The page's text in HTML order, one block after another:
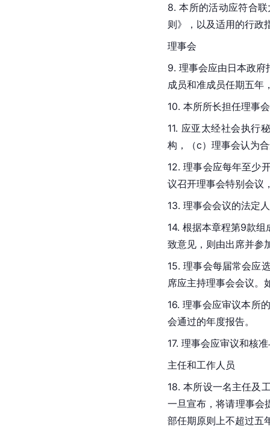
8. 本所的活动应符合
则》，以及适用的行政
理事会
9. 理事会应由日本政
成员和准成员任期五年
10. 本所所长担任理事
11. 应亚太经社会执行
构，（c）理事会认为
12. 理事会应每年至少
议召开理事会特别会议
13. 理事会会议的法定
14. 根据本章程第9款
致意见，则由出席并参
15. 理事会每届常会应
席应主持理事会会议。
16. 理事会应审议本所
会通过的年度报告。
17. 理事会应审议和核
主任和工作人员
18. 本所设一名主任及
一旦宣布，将请理事会
部任期原则上不超过五